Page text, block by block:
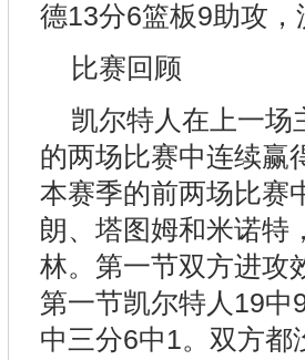
德13分6篮板9助攻，
比赛回顾
凯尔特人在上一场
的两场比赛中连续赢
本赛季的前两场比赛
朗、塔图姆和米诺特
林。第一节双方进攻
第一节凯尔特人19中
中三分6中1。双方都